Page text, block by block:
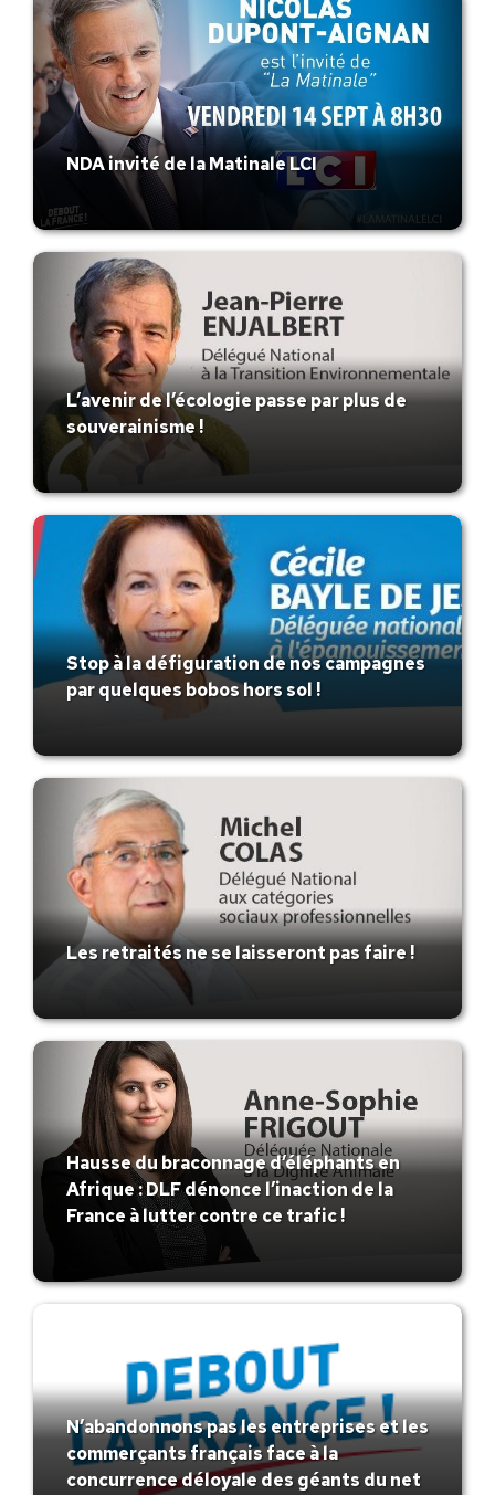
NDA invité de la Matinale LCI
L’avenir de l’écologie passe par plus de
souverainisme !
Stop à la défiguration de nos campagnes
par quelques bobos hors sol ! ​
Les retraités ne se laisseront pas faire !
Hausse du braconnage d’éléphants en
Afrique : DLF dénonce l’inaction de la
France à lutter contre ce trafic !
N’abandonnons pas les entreprises et les
commerçants français face à la
concurrence déloyale des géants du net